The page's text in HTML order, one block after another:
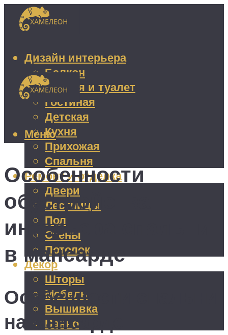
Дизайн интерьера
Балкон
Ванная и туалет
Гостиная
Детская
Кухня
Прихожая
Спальня
Ремонт и отделка
Двери
Лестницы
Пол
Стены
Потолок
Декор
Шторы
Мебель
Вышивка
Панно
Меню
Особенности
обустройства
интерьера спальни
в мансарде
Особенности спальни
на мансарде